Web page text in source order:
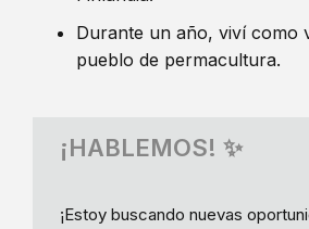
Durante un año, viví como
pueblo de permacultura.
¡HABLEMOS! ✨
¡Estoy buscando nuevas